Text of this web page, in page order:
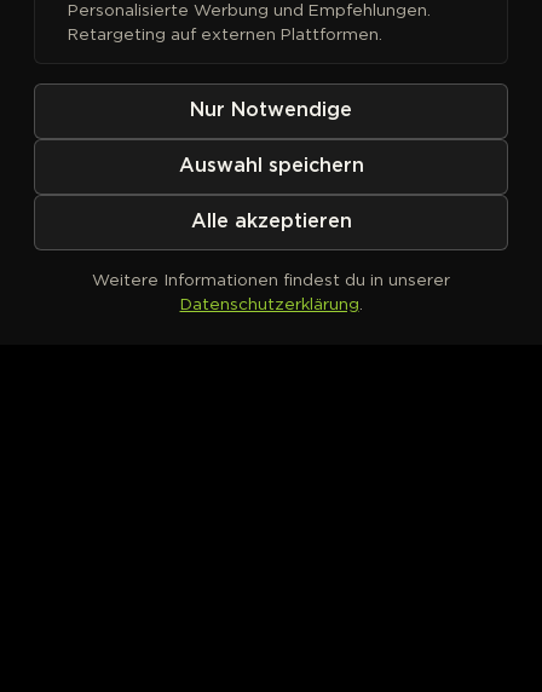
Kein Produkt definiert
Personalisierte Werbung und Empfehlungen.
Retargeting auf externen Plattformen.
Nur Notwendige
Auswahl speichern
Alle akzeptieren
Weitere Informationen findest du in unserer
Datenschutzerklärung